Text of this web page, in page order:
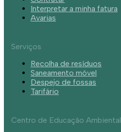
Interpretar a minha fatura
Avarias
Serviços
Recolha de resíduos
Saneamento móvel
Despejo de fossas
Tarifário
Centro de Educação Ambiental